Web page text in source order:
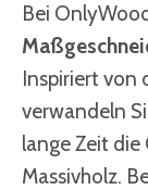
Bei
Inspiriert von
verwandeln
lange Zeit
Massivholz.